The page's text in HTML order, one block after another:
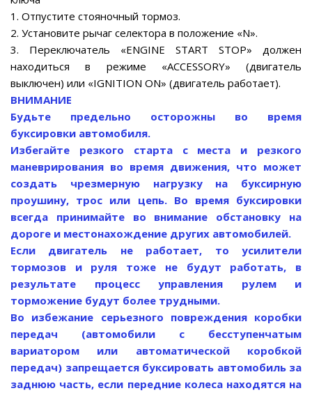
1. Отпустите стояночный тормоз.
2. Установите рычаг селектора в положение «N».
3. Переключатель «ENGINE START STOP» должен
находиться в режиме «ACCESSORY» (двигатель
выключен) или «IGNITION ON» (двигатель работает).
ВНИМАНИЕ
Будьте предельно осторожны во время
буксировки автомобиля.
Избегайте резкого старта с места и резкого
маневрирования во время движения, что может
создать чрезмерную нагрузку на буксирную
проушину, трос или цепь. Во время буксировки
всегда принимайте во внимание обстановку на
дороге и местонахождение других автомобилей.
Если двигатель не работает, то усилители
тормозов и руля тоже не будут работать, в
результате процесс управления рулем и
торможение будут более трудными.
Во избежание серьезного повреждения коробки
передач (автомобили с бесступенчатым
вариатором или автоматической коробкой
передач) запрещается буксировать автомобиль за
заднюю часть, если передние колеса находятся на